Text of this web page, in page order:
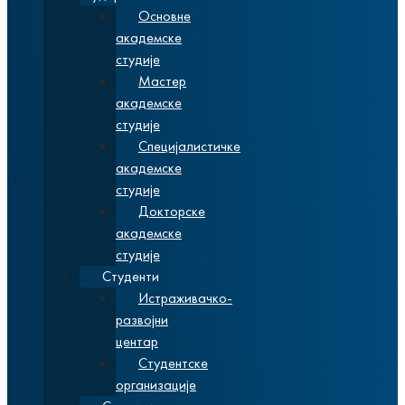
Основне
академске
студије
Мастер
академске
студије
Специјалистичке
академске
студије
Докторске
академске
студије
Студенти
Истраживачко-
развојни
центар
Студентске
организације